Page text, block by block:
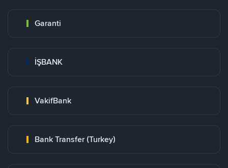
Garanti
İŞBANK
VakifBank
Bank Transfer (Turkey)